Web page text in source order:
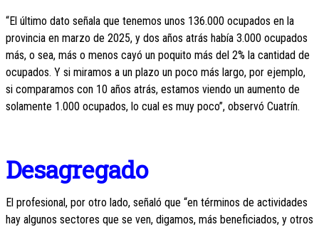
“El último dato señala que tenemos unos 136.000 ocupados en la
provincia en marzo de 2025, y dos años atrás había 3.000 ocupados
más, o sea, más o menos cayó un poquito más del 2% la cantidad de
ocupados. Y si miramos a un plazo un poco más largo, por ejemplo,
si comparamos con 10 años atrás, estamos viendo un aumento de
solamente 1.000 ocupados, lo cual es muy poco”, observó Cuatrín.
Desagregado
El profesional, por otro lado, señaló que “en términos de actividades
hay algunos sectores que se ven, digamos, más beneficiados, y otros